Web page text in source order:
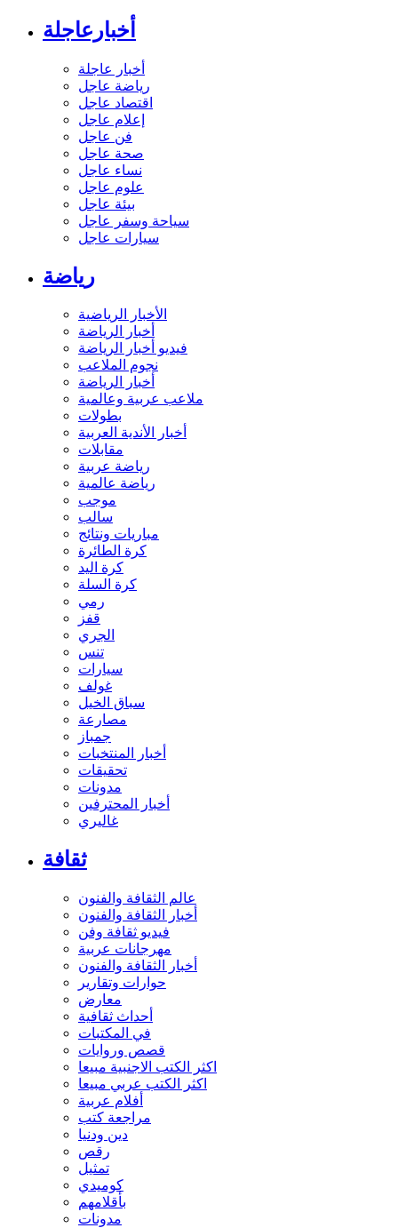
أخبارعاجلة
أخبار عاجلة
رياضة عاجل
اقتصاد عاجل
إعلام عاجل
فن عاجل
صحة عاجل
نساء عاجل
علوم عاجل
بيئة عاجل
سياحة وسفر عاجل
سيارات عاجل
رياضة
الأخبار الرياضية
أخبار الرياضة
فيديو أخبار الرياضة
نجوم الملاعب
أخبار الرياضة
ملاعب عربية وعالمية
بطولات
أخبار الأندية العربية
مقابلات
رياضة عربية
رياضة عالمية
موجب
سالب
مباريات ونتائج
كرة الطائرة
كرة اليد
كرة السلة
رمي
قفز
الجري
تنس
سيارات
غولف
سباق الخيل
مصارعة
جمباز
أخبار المنتخبات
تحقيقات
مدونات
أخبار المحترفين
غاليري
ثقافة
عالم الثقافة والفنون
أخبار الثقافة والفنون
فيديو ثقافة وفن
مهرجانات عربية
أخبار الثقافة والفنون
حوارات وتقارير
معارض
أحداث ثقافية
في المكتبات
قصص وروايات
اكثر الكتب الاجنبية مبيعا
اكثر الكتب عربي مبيعا
أفلام عربية
مراجعة كتب
دين ودنيا
رقص
تمثيل
كوميدي
بأقلامهم
مدونات